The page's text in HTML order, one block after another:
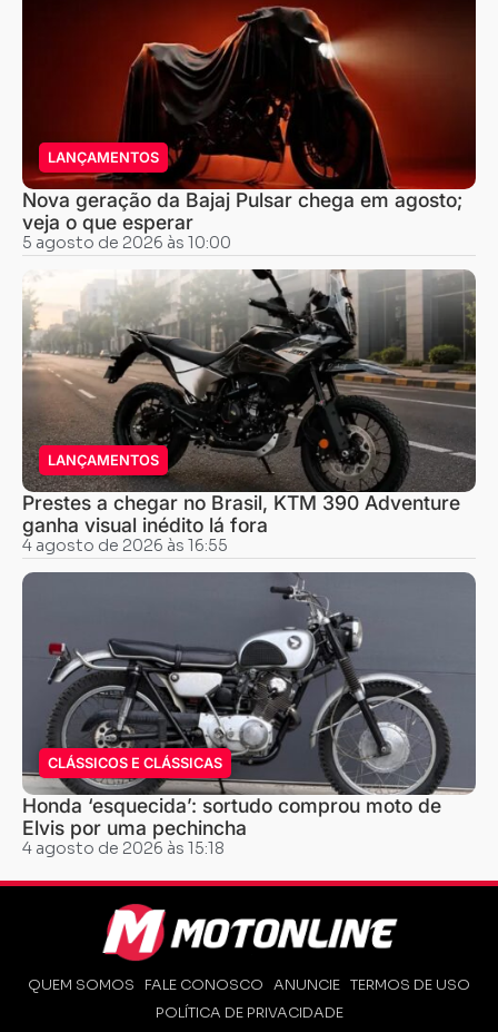
LANÇAMENTOS
Nova geração da Bajaj Pulsar chega em agosto;
veja o que esperar
5 agosto de 2026 às 10:00
LANÇAMENTOS
Prestes a chegar no Brasil, KTM 390 Adventure
ganha visual inédito lá fora
4 agosto de 2026 às 16:55
CLÁSSICOS E CLÁSSICAS
Honda ‘esquecida’: sortudo comprou moto de
Elvis por uma pechincha
4 agosto de 2026 às 15:18
QUEM SOMOS FALE CONOSCO ANUNCIE TERMOS DE USO
POLÍTICA DE PRIVACIDADE